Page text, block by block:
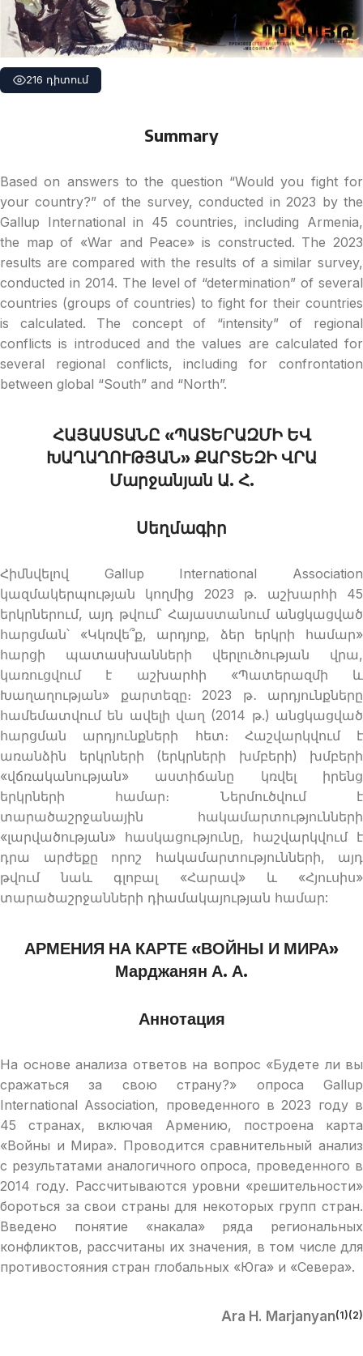
216 դիտում
Summary
Based on answers to the question “Would you fight for
your country?” of the survey, conducted in 2023 by the
Gallup International in 45 countries, including Armenia,
the map of «War and Peace» is constructed. The 2023
results are compared with the results of a similar survey,
conducted in 2014. The level of “determination” of several
countries (groups of countries) to fight for their countries
is calculated. The concept of “intensity” of regional
conflicts is introduced and the values are calculated for
several regional conflicts, including for confrontation
between global “South” and “North”.
ՀԱՅԱՍՏԱՆԸ «ՊԱՏԵՐԱԶՄԻ ԵՎ
ԽԱՂԱՂՈՒԹՅԱՆ» ՔԱՐՏԵԶԻ ՎՐԱ
Մարջանյան Ա. Հ.
Սեղմագիր
Հիմնվելով Gallup International Association
կազմակերպության կողմից 2023 թ. աշխարհի 45
երկրներում, այդ թվում՝ Հայաստանում անցկացված
հարցման՝ «Կկռվե՞ք, արդյոք, ձեր երկրի համար»
հարցի պատասխանների վերլուծության վրա,
կառուցվում է աշխարհի «Պատերազմի և
Խաղաղության» քարտեզը։ 2023 թ․ արդյունքները
համեմատվում են ավելի վաղ (2014 թ.) անցկացված
հարցման արդյունքների հետ։ Հաշվարկվում է
առանձին երկրների (երկրների խմբերի) խմբերի
«վճռականության» աստիճանը կռվել իրենց
երկրների համար։ Ներմուծվում է
տարածաշրջանային հակամարտությունների
«լարվածության» հասկացությունը, հաշվարկվում է
դրա արժեքը որոշ հակամարտությունների, այդ
թվում նաև գլոբալ «Հարավ» և «Հյուսիս»
տարածաշրջանների դիամակայության համար:
АРМЕНИЯ НА КАРТЕ «ВОЙНЫ И МИРА»
Марджанян А. А.
Аннотация
На основе анализа ответов на вопрос «Будете ли вы
сражаться за свою страну?» опроса Gallup
International Association, проведенного в 2023 году в
45 странах, включая Армению, построена карта
«Войны и Мира». Проводится сравнительный анализ
с результатами аналогичного опроса, проведенного в
2014 году. Рассчитываются уровни «решительности»
бороться за свои страны для некоторых групп стран.
Введено понятие «накала» ряда региональных
конфликтов, рассчитаны их значения, в том числе для
противостояния стран глобальных «Юга» и «Севера».
Ara H. Marjanyan(1)(2)